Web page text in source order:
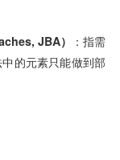
JBA）
：指需
的元素只能做到部